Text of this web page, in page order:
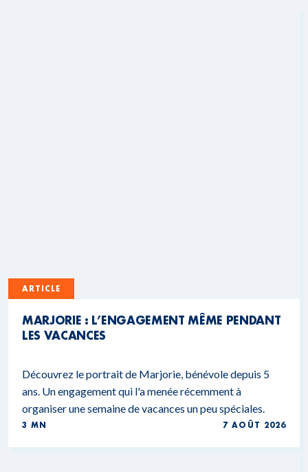
ARTICLE
MARJORIE : L’ENGAGEMENT MÊME PENDANT
LES VACANCES
Découvrez le portrait de Marjorie, bénévole depuis 5
ans. Un engagement qui l'a menée récemment à
organiser une semaine de vacances un peu spéciales.
3 MN 7 AOÛT 2026